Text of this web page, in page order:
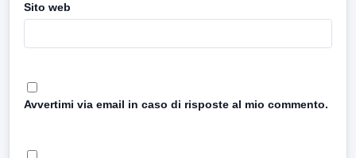
Sito web
Avvertimi via email in caso di risposte al mio commento.